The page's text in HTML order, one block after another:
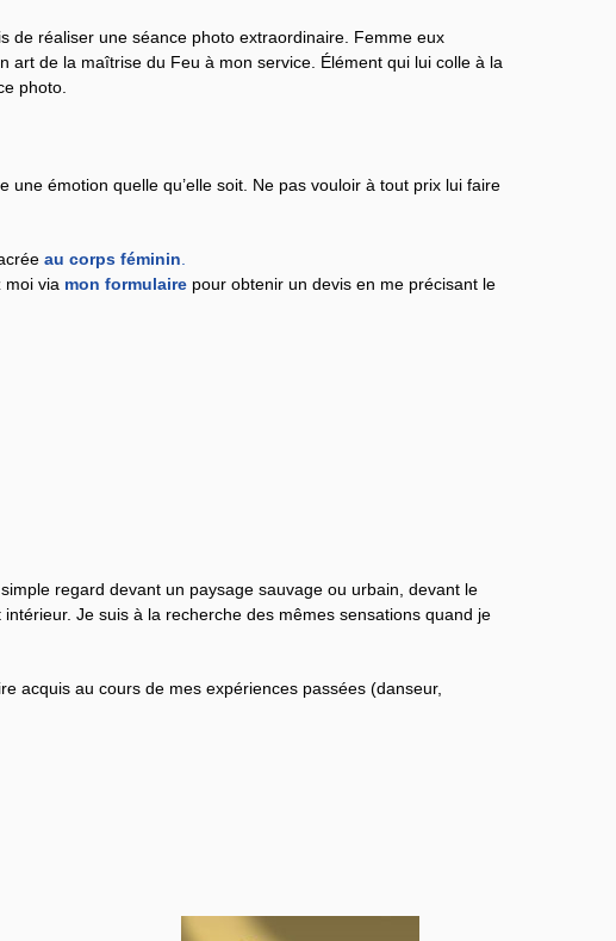
de réaliser une séance photo extraordinaire. Femme eux
art de la maîtrise du Feu à mon service. Élément qui lui colle à la
photo.
une émotion quelle qu’elle soit. Ne pas vouloir à tout prix lui faire
au corps féminin
moi via mon formulaire pour obtenir un devis en me précisant le
simple regard devant un paysage sauvage ou urbain, devant le
intérieur. Je suis à la recherche des mêmes sensations quand je
acquis au cours de mes expériences passées (danseur,